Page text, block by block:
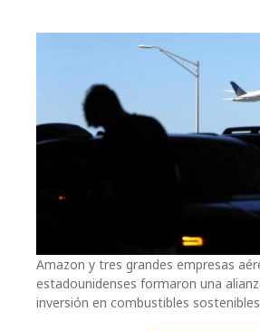
Amazon y tres grandes empresas
estadounidenses formaron una
inversión en combustibles